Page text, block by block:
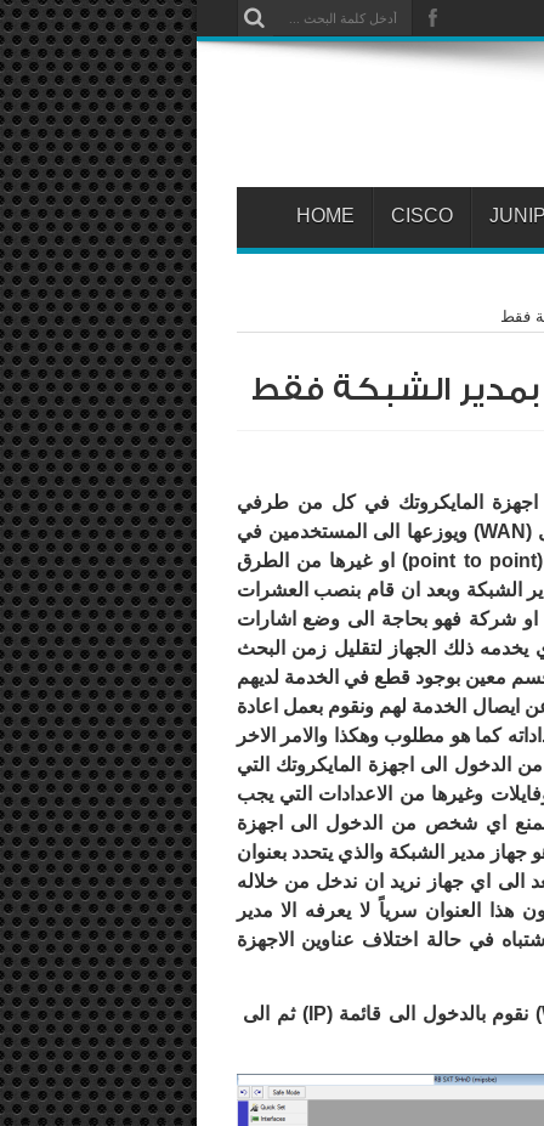
CISCO
HOME
فقط
بمدير الشبكة فقط
اجهزة المايكروتك في كل من طرفي
(
WAN) ويوزعها الى المستخدمين في
point to point) او غيرها من الطرق
الشبكة وبعد ان قام بنصب العشرات
شركة فهو بحاجة الى وضع اشارات
ذلك الجهاز لتقليل زمن البحث
معين بوجود قطع في الخدمة لديهم
الخدمة لهم ونقوم بعمل اعادة
كما هو مطلوب وهكذا والامر الاخر
الدخول الى اجهزة المايكروتك التي
وغيرها من الاعدادات التي يجب
اي شخص من الدخول الى اجهزة
مدير الشبكة والذي يتحدد بعنوان
الى اي جهاز نريد ان ندخل من خلاله
العنوان سرياً لا يعرفه الا مدير
في حالة اختلاف عناوين الاجهزة
) نقوم بالدخول الى قائمة (IP) ثم الى